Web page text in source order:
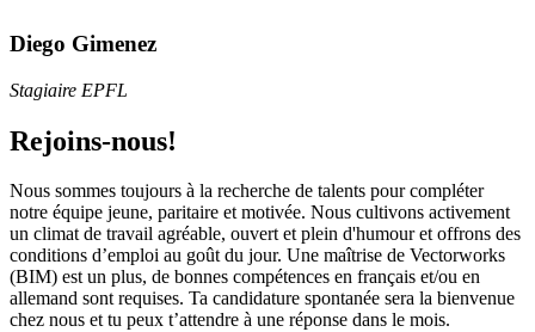
Diego Gimenez
Stagiaire EPFL
Rejoins-nous!
Nous sommes toujours à la recherche de talents pour compléter
notre équipe jeune, paritaire et motivée. Nous cultivons activement
un climat de travail agréable, ouvert et plein d'humour et offrons des
conditions d’emploi au goût du jour. Une maîtrise de Vectorworks
(BIM) est un plus, de bonnes compétences en français et/ou en
allemand sont requises. Ta candidature spontanée sera la bienvenue
chez nous et tu peux t’attendre à une réponse dans le mois.